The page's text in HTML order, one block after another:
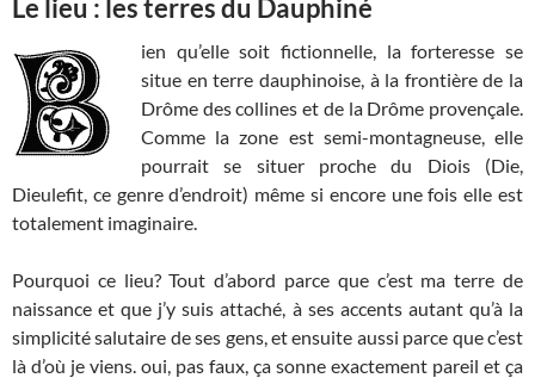
Le lieu : les terres du Dauphiné
ien qu’elle soit fictionnelle, la forteresse se
situe en terre dauphinoise, à la frontière de la
Drôme des collines et de la Drôme provençale.
Comme la zone est semi-montagneuse, elle
pourrait se situer proche du Diois (Die,
Dieulefit, ce genre d’endroit) même si encore une fois elle est
totalement imaginaire.
Pourquoi ce lieu? Tout d’abord parce que c’est ma terre de
naissance et que j’y suis attaché, à ses accents autant qu’à la
simplicité salutaire de ses gens, et ensuite aussi parce que c’est
là d’où je viens. oui, pas faux, ça sonne exactement pareil et ça